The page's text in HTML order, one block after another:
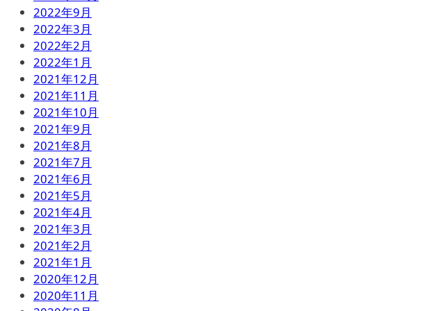
2022年9月
2022年3月
2022年2月
2022年1月
2021年12月
2021年11月
2021年10月
2021年9月
2021年8月
2021年7月
2021年6月
2021年5月
2021年4月
2021年3月
2021年2月
2021年1月
2020年12月
2020年11月